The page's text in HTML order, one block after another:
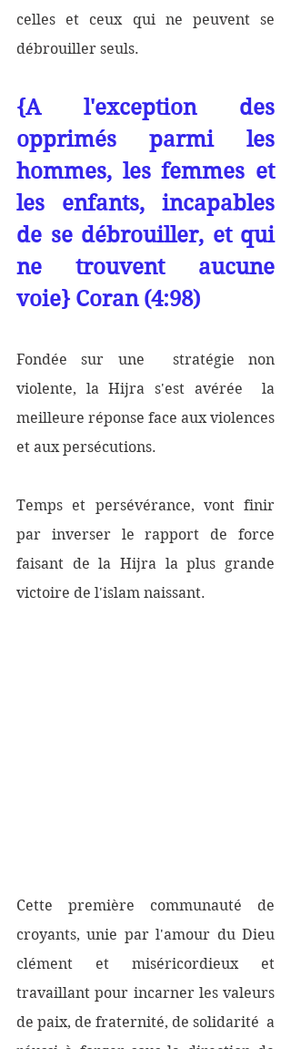
celles et ceux qui ne peuvent se
débrouiller seuls.
{A l'exception des
opprimés parmi les
hommes, les femmes et
les enfants, incapables
de se débrouiller, et qui
ne trouvent aucune
voie} Coran (4:98)
Fondée sur une  stratégie non
violente, la Hijra s'est avérée  la
meilleure réponse face aux violences
et aux persécutions.
Temps et persévérance, vont finir
par inverser le rapport de force
faisant de la Hijra la plus grande
victoire de l'islam naissant.
Cette première communauté de
croyants, unie par l'amour du Dieu
clément et miséricordieux et
travaillant pour incarner les valeurs
de paix, de fraternité, de solidarité  a